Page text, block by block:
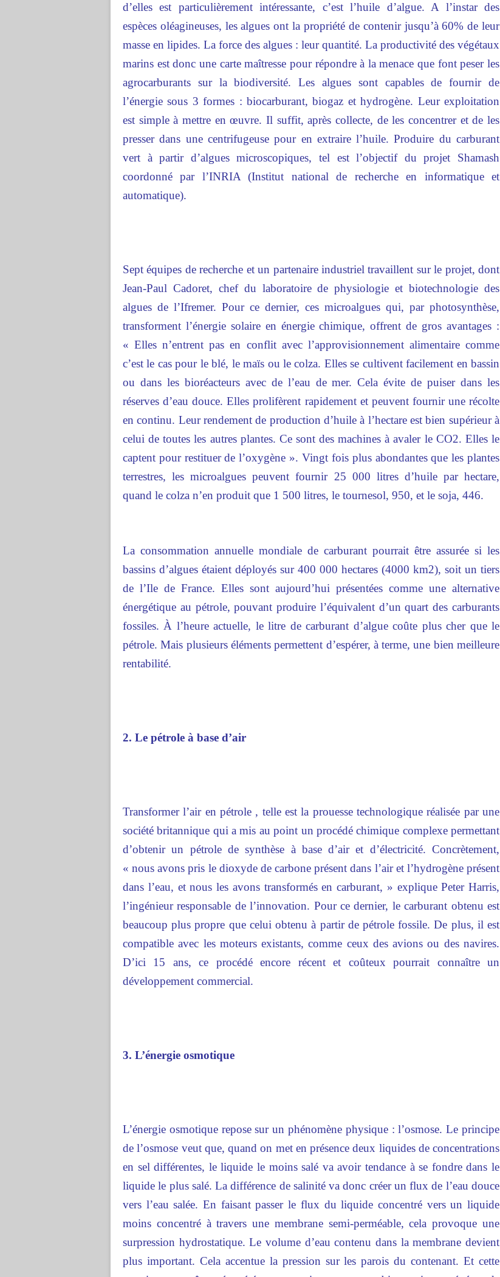
d’elles est particulièrement intéressante, c’est l’huile d’algue. A l’instar des
espèces oléagineuses, les algues ont la propriété de contenir jusqu’à 60% de leur
masse en lipides. La force des algues : leur quantité. La productivité des végétaux
marins est donc une carte maîtresse pour répondre à la menace que font peser les
agrocarburants sur la biodiversité. Les algues sont capables de fournir de
l’énergie sous 3 formes : biocarburant, biogaz et hydrogène. Leur exploitation
est simple à mettre en œuvre. Il suffit, après collecte, de les concentrer et de les
presser dans une centrifugeuse pour en extraire l’huile. Produire du carburant
vert à partir d’algues microscopiques, tel est l’objectif du projet Shamash
coordonné par l’INRIA (Institut national de recherche en informatique et
automatique).
Sept équipes de recherche et un partenaire industriel travaillent sur le projet, dont
Jean-Paul Cadoret, chef du laboratoire de physiologie et biotechnologie des
algues de l’Ifremer. Pour ce dernier, ces microalgues qui, par photosynthèse,
transforment l’énergie solaire en énergie chimique, offrent de gros avantages :
« Elles n’entrent pas en conflit avec l’approvisionnement alimentaire comme
c’est le cas pour le blé, le maïs ou le colza. Elles se cultivent facilement en bassin
ou dans les bioréacteurs avec de l’eau de mer. Cela évite de puiser dans les
réserves d’eau douce. Elles prolifèrent rapidement et peuvent fournir une récolte
en continu. Leur rendement de production d’huile à l’hectare est bien supérieur à
celui de toutes les autres plantes. Ce sont des machines à avaler le CO2. Elles le
captent pour restituer de l’oxygène ». Vingt fois plus abondantes que les plantes
terrestres, les microalgues peuvent fournir 25 000 litres d’huile par hectare,
quand le colza n’en produit que 1 500 litres, le tournesol, 950, et le soja, 446.
La consommation annuelle mondiale de carburant pourrait être assurée si les
bassins d’algues étaient déployés sur 400 000 hectares (4000 km2), soit un tiers
de l’Ile de France. Elles sont aujourd’hui présentées comme une alternative
énergétique au pétrole, pouvant produire l’équivalent d’un quart des carburants
fossiles. À l’heure actuelle, le litre de carburant d’algue coûte plus cher que le
pétrole. Mais plusieurs éléments permettent d’espérer, à terme, une bien meilleure
rentabilité.
2. Le pétrole à base d’air
Transformer l’air en pétrole , telle est la prouesse technologique réalisée par une
société britannique qui a mis au point un procédé chimique complexe permettant
d’obtenir un pétrole de synthèse à base d’air et d’électricité. Concrètement,
« nous avons pris le dioxyde de carbone présent dans l’air et l’hydrogène présent
dans l’eau, et nous les avons transformés en carburant, » explique Peter Harris,
l’ingénieur responsable de l’innovation. Pour ce dernier, le carburant obtenu est
beaucoup plus propre que celui obtenu à partir de pétrole fossile. De plus, il est
compatible avec les moteurs existants, comme ceux des avions ou des navires.
D’ici 15 ans, ce procédé encore récent et coûteux pourrait connaître un
développement commercial.
3. L’énergie osmotique
L’énergie osmotique repose sur un phénomène physique : l’osmose. Le principe
de l’osmose veut que, quand on met en présence deux liquides de concentrations
en sel différentes, le liquide le moins salé va avoir tendance à se fondre dans le
liquide le plus salé. La différence de salinité va donc créer un flux de l’eau douce
vers l’eau salée. En faisant passer le flux du liquide concentré vers un liquide
moins concentré à travers une membrane semi-perméable, cela provoque une
surpression hydrostatique. Le volume d’eau contenu dans la membrane devient
plus important. Cela accentue la pression sur les parois du contenant. Et cette